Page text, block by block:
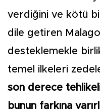
verdiğini ve kötü
dile getiren
desteklemekle
temel ilkeleri
son derece
bunun farkına